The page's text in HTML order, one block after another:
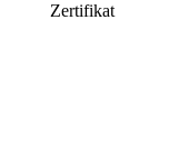
Zertifikat